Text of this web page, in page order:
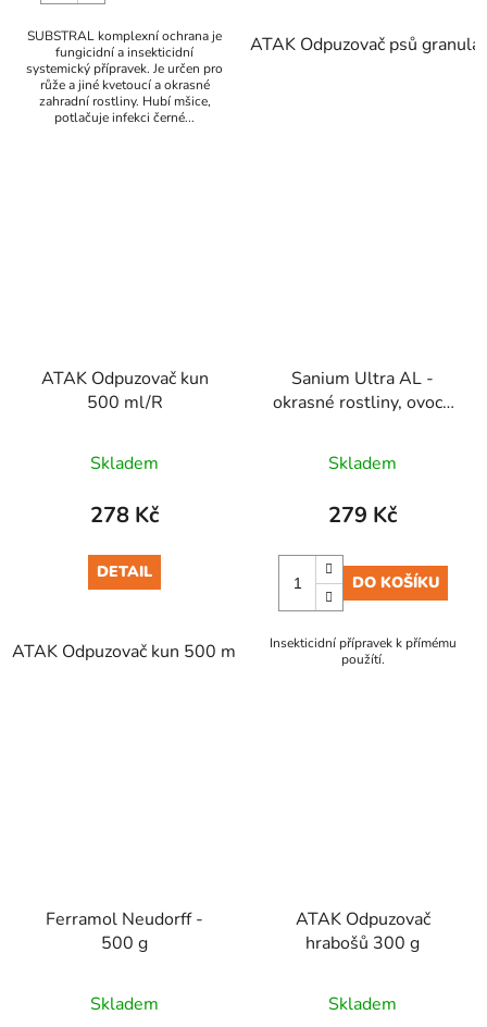
SUBSTRAL komplexní ochrana je
fungicidní a insekticidní
systemický přípravek. Je určen pro
růže a jiné kvetoucí a okrasné
zahradní rostliny. Hubí mšice,
potlačuje infekci černé...
ATAK Odpuzovač psů
ATAK Odpuzovač kun
500 ml/R
Skladem
278 Kč
DETAIL
ATAK Odpuzovač kun 500 ml/R
Sanium Ultra AL -
okrasné rostliny, ovoce
Skladem
279 Kč
DO KOŠÍKU
Insekticidní přípravek k přímému
použítí.
Ferramol Neudorff -
500 g
Skladem
ATAK Odpuzovač
hrabošů 300 g
Skladem